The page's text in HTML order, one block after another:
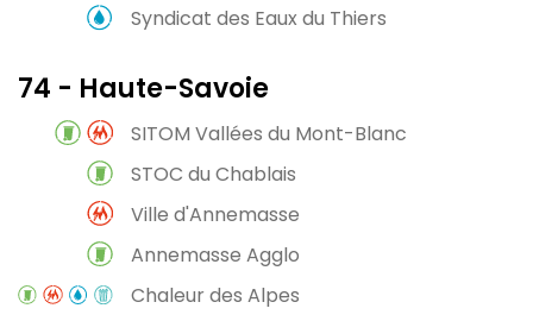
Syndicat des Eaux du Thiers
74 - Haute-Savoie
SITOM Vallées du Mont-Blanc
STOC du Chablais
Ville d'Annemasse
Annemasse Agglo
Chaleur des Alpes